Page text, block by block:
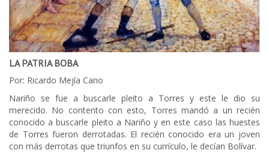
LA PATRIA BOBA
Por: Ricardo Mejía Cano
Nariño se fue a buscarle pleito a Torres y este le dio su
merecido. No contento con esto, Torres mandó a un recién
conocido a buscarle pleito a Nariño y en este caso las huestes
de Torres fueron derrotadas. El recién conocido era un joven
con más derrotas que triunfos en su currículo, le decían Bolívar.